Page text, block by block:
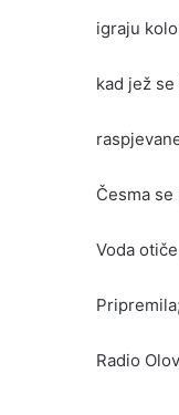
igraju
kad jež
Česma
Voda
Radio